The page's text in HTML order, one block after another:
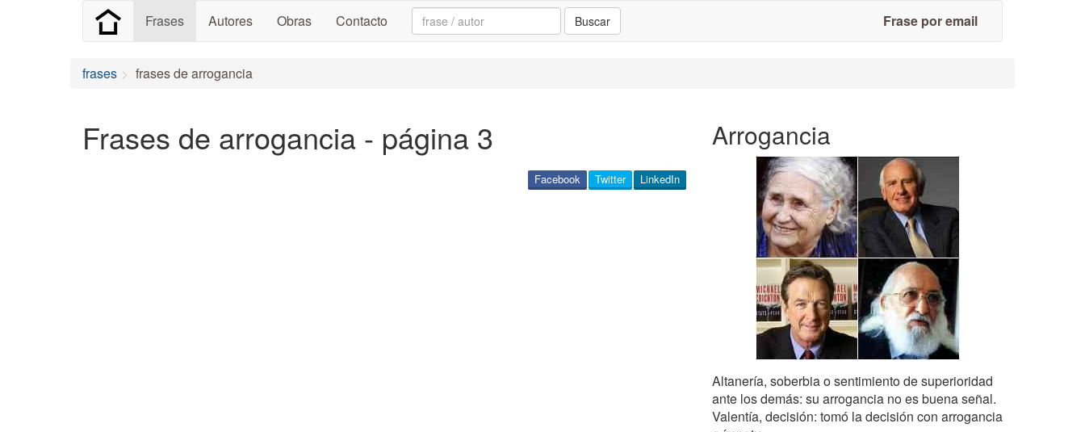
Frases Autores Obras Contacto Search: Buscar Frase por email
frases frases de arrogancia
Frases de arrogancia - página 3
LinkedIn
Twitter
Facebook
Arrogancia
Altanería, soberbia o sentimiento de superioridad
ante los demás: su arrogancia no es buena señal.
Valentía, decisión: tomó la decisión con arrogancia